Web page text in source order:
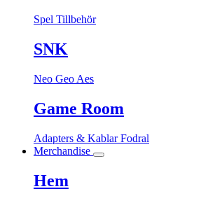
Spel Tillbehör
SNK
Neo Geo Aes
Game Room
Adapters & KablarFodral
Merchandise
Hem